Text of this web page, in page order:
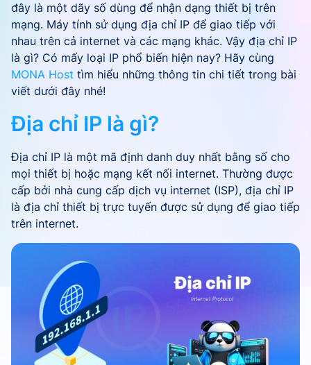
đây là một dãy số dùng để nhận dạng thiết bị trên
mạng. Máy tính sử dụng địa chỉ IP để giao tiếp với
nhau trên cả internet và các mạng khác. Vậy địa chỉ IP
là gì? Có mấy loại IP phổ biến hiện nay? Hãy cùng
MONA Host tìm hiểu những thông tin chi tiết trong bài
viết dưới đây nhé!
Địa chỉ IP là gì?
Địa chỉ IP là một mã định danh duy nhất bằng số cho
mọi thiết bị hoặc mạng kết nối internet. Thường được
cấp bởi nhà cung cấp dịch vụ internet (ISP), địa chỉ IP
là địa chỉ thiết bị trực tuyến được sử dụng để giao tiếp
trên internet.